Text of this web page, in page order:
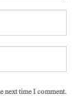
next time I comment.